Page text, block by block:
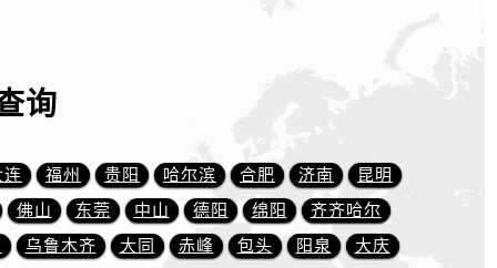
询
连 福州 贵阳 哈尔滨 合肥 济南
昆明
佛山
东莞 中山 德阳 绵阳
齐齐哈尔
乌鲁木齐 大同 赤峰 包头 阳泉 大庆